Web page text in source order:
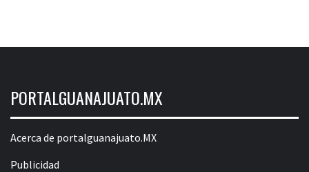
PORTALGUANAJUATO.MX
Acerca de portalguanajuato.MX
Publicidad